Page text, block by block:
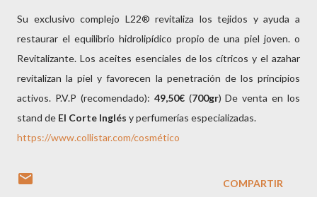
Su exclusivo complejo L22® revitaliza los tejidos y ayuda a
restaurar el equilibrio hidrolipídico propio de una piel joven. o
Revitalizante. Los aceites esenciales de los cítricos y el azahar
revitalizan la piel y favorecen la penetración de los principios
activos. P.V.P (recomendado): 49,50€(700gr) De venta en los
stand de El Corte Inglés y perfumerías especializadas.
https://www.collistar.com/cosmético
COMPARTIR